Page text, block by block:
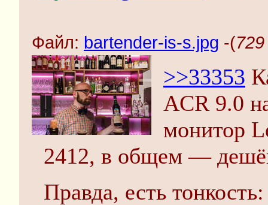
Файл: bartender-is-s.jpg -(
>>33353
ACR 9.0
монитор
2412, в общем —
Правда, есть